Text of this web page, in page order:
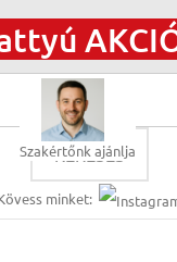
KERESÉS
Szakértőnk ajánlja
minket: